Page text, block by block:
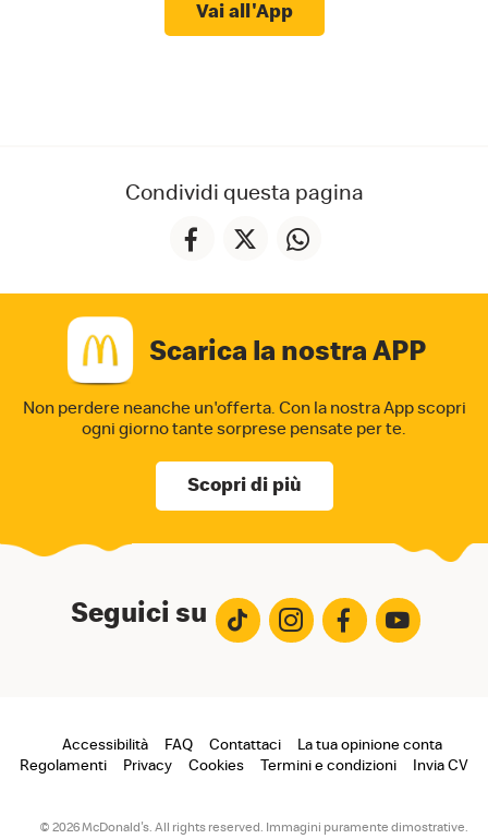
Vai all'App
Condividi questa pagina
Scarica la nostra APP
Non perdere neanche un'offerta. Con la nostra App scopri
ogni giorno tante sorprese pensate per te.
Scopri di più
Seguici su
Footer
menu
Accessibilità FAQ Contattaci
La tua opinione conta
Regolamenti
Privacy Cookies Termini e condizioni Invia CV
© 2026 McDonald's. All rights reserved. Immagini puramente dimostrative.